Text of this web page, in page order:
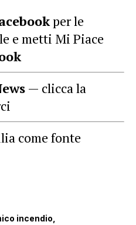
per le
e metti Mi Piace
— clicca la
come fonte
incendio